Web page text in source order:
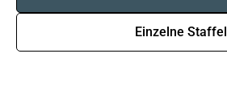
Einzelne Staffel